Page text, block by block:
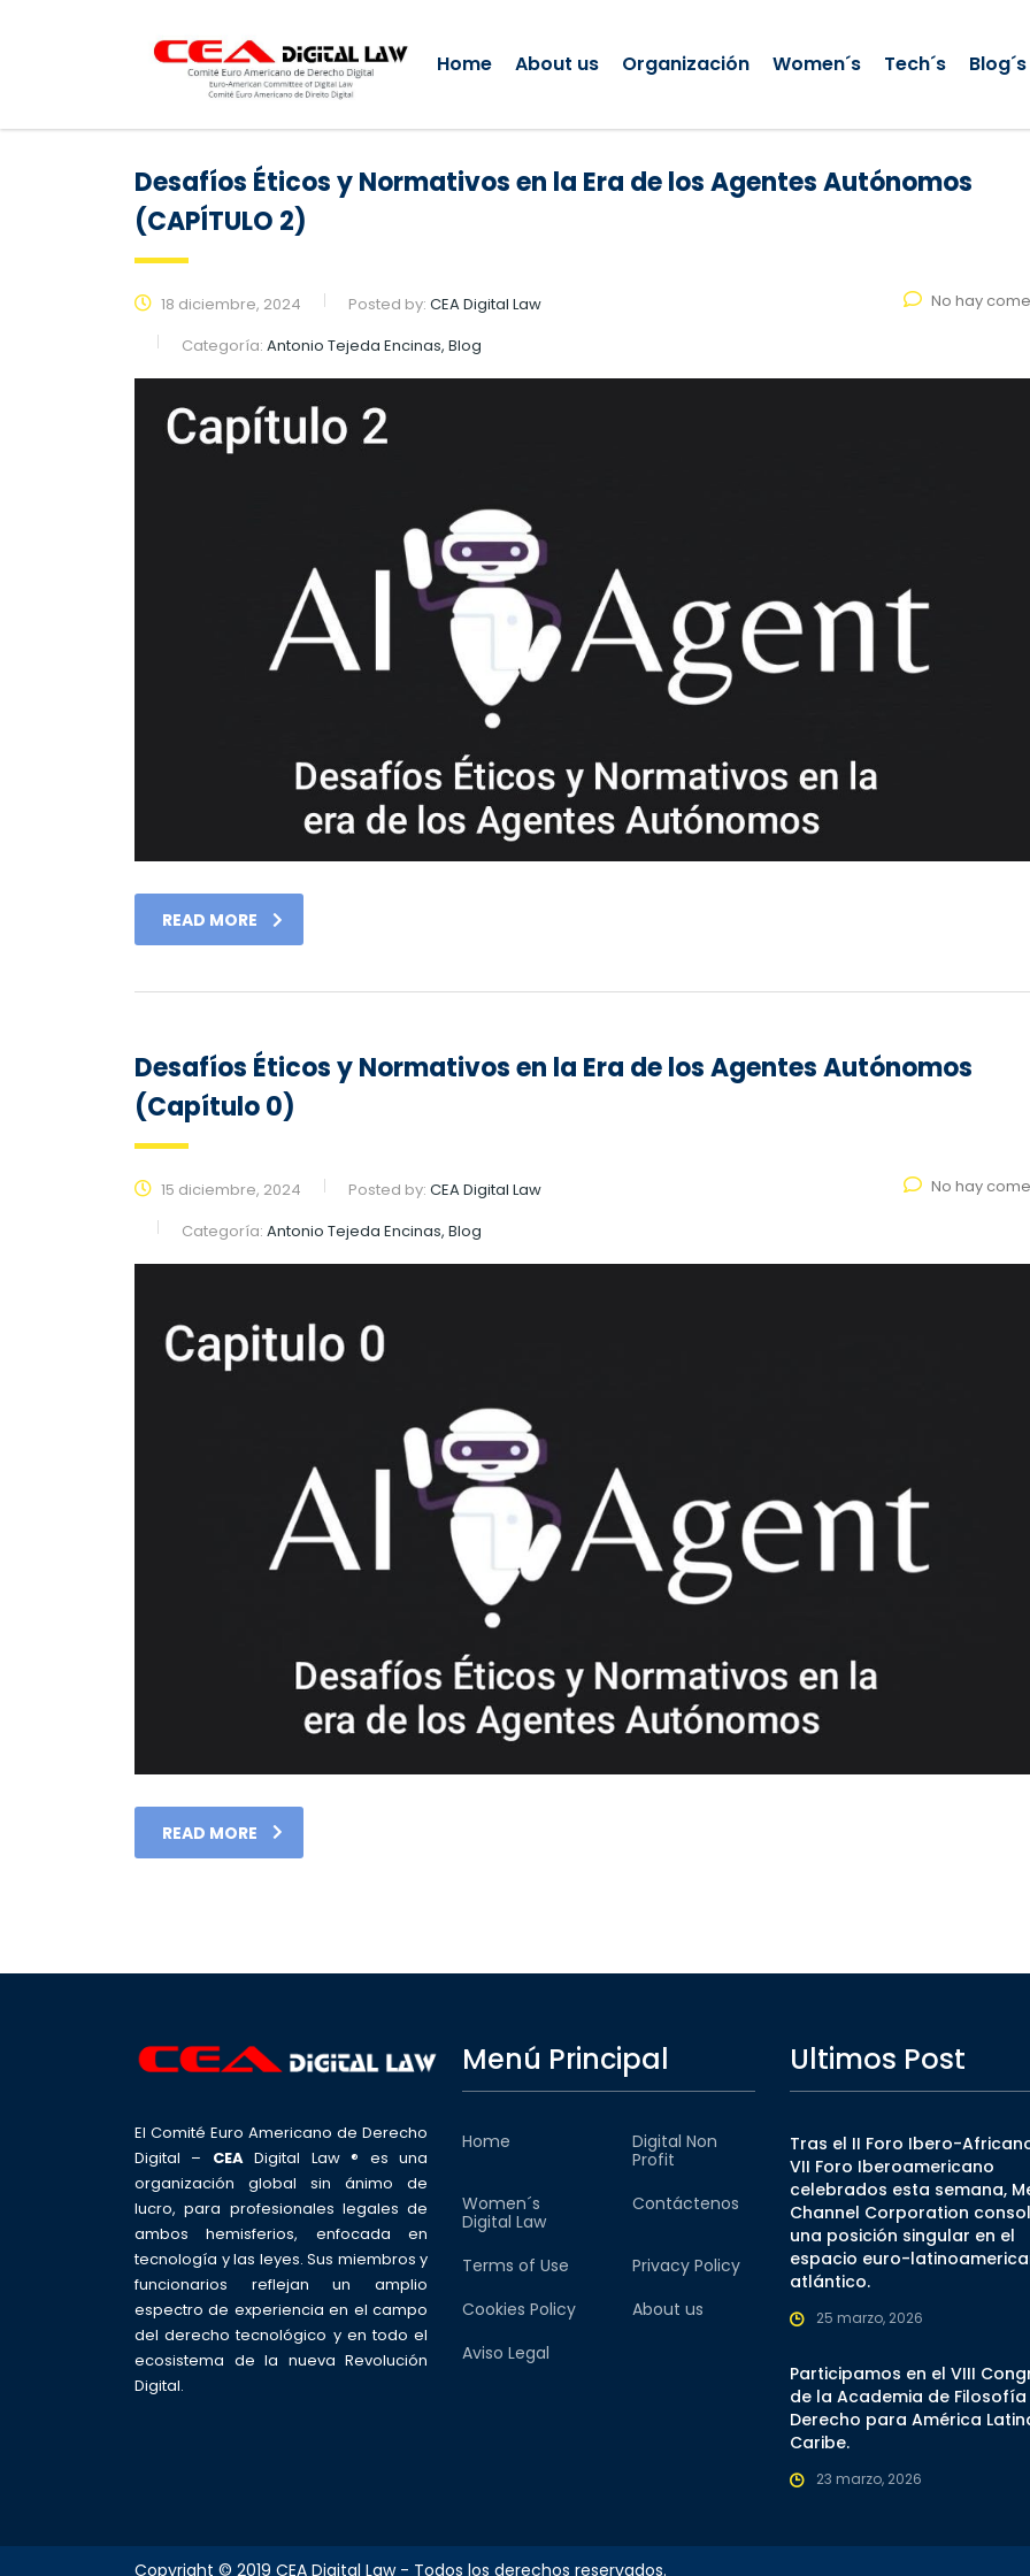
Home About us Organización Women´s Tech´s Blog´s
Desafíos Éticos y Normativos en la Era de los Agentes Autónomos
(CAPÍTULO 2)
18 diciembre, 2024 Posted by: CEA Digital Law
Categoría: Antonio Tejeda Encinas, Blog
No hay
READ MORE
Desafíos Éticos y Normativos en la Era de los Agentes Autónomos
(Capítulo 0)
15 diciembre, 2024 Posted by: CEA Digital Law
Categoría: Antonio Tejeda Encinas, Blog
No hay
READ MORE
El Comité Euro Americano de Derecho
Digital – CEADigital Law ® es una
organización global sin ánimo de
lucro, para profesionales legales de
ambos hemisferios, enfocada en
tecnología y las leyes. Sus miembros y
funcionarios reflejan un amplio
espectro de experiencia en el campo
del derecho tecnológico y en todo el
ecosistema de la nueva Revolución
Digital.
Menú Principal
Home
Digital Non
Profit
Women´s
Digital Law
Contáctenos
Terms of Use
Privacy Policy
Cookies Policy
About us
Aviso Legal
Ultimos Post
Tras el II Foro Ibero-
VII Foro Iberoamericano
celebrados esta semana,
Channel Corporation
una posición singular en el
espacio euro-
atlántico.
25 marzo, 2026
Participamos en el VIII
de la Academia de Filosofía
Derecho para América
Caribe.
23 marzo, 2026
Copyright © 2019 CEA Digital Law - Todos los derechos reservados.